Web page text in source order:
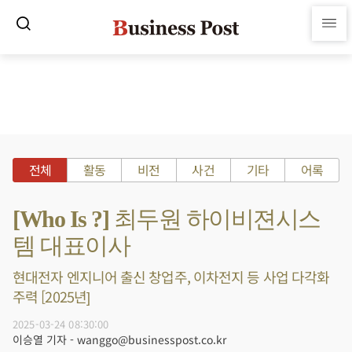
전체 활동 비전 사건 기타 어록
[Who Is ?] 최두원 하이비젼시스
템 대표이사
현대전자 엔지니어 출신 창업주, 이차전지 등 사업 다각화
주력 [2025년]
2025-03-24 08:30:00
이승열 기자 - wanggo@businesspost.co.kr